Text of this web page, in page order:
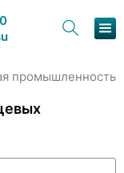
промышленность